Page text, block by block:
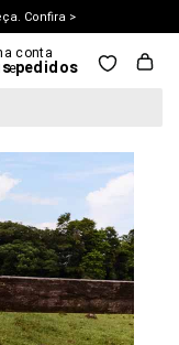
Confira >